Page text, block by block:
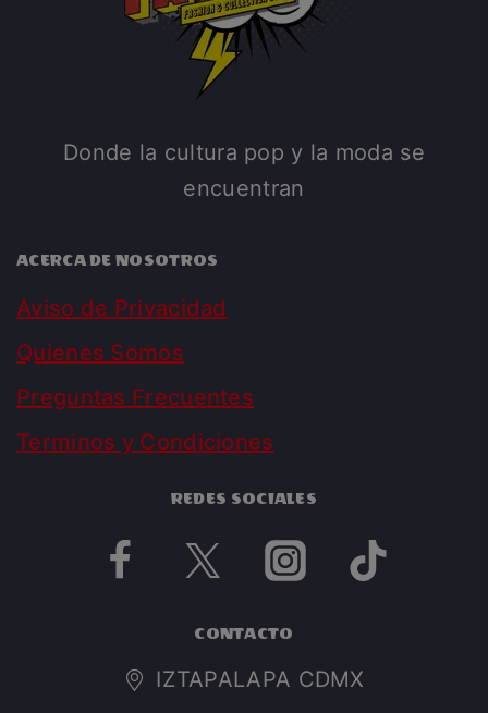
Donde la cultura pop y la moda se
encuentran
ACERCA DE NOSOTROS
Aviso de Privacidad
Quienes Somos
Preguntas Frecuentes
Terminos y Condiciones
REDES SOCIALES
CONTACTO
IZTAPALAPA CDMX